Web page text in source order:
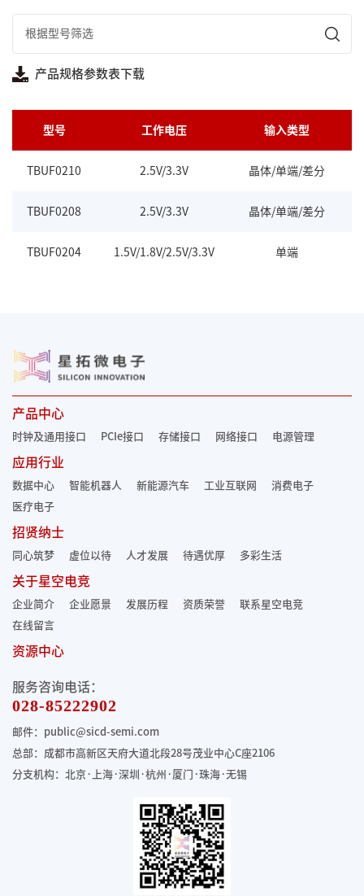
产品规格参数表下载
型号 工作电压 输入类型
TBUF0210 2.5V/3.3V 晶体/单端/差分
TBUF0208 2.5V/3.3V 晶体/单端/差分
TBUF0204 1.5V/1.8V/2.5V/3.3V 单端
产品中心
时钟及通用接口 PCIe接口 存储接口 网络接口 电源管理
应用行业
数据中心 智能机器人 新能源汽车 工业互联网
消费电子
医疗电子
招贤纳士
同心筑梦 虚位以待 人才发展 待遇优厚 多彩生活
关于星空电竞
企业简介 企业愿景 发展历程 资质荣誉
联系星空电竞
在线留言
资源中心
服务咨询电话：
028-85222902
邮件：public@sicd-semi.com
总部：成都市高新区天府大道北段28号茂业中心C座2106
分支机构：北京·上海·深圳·杭州·厦门·珠海·无锡